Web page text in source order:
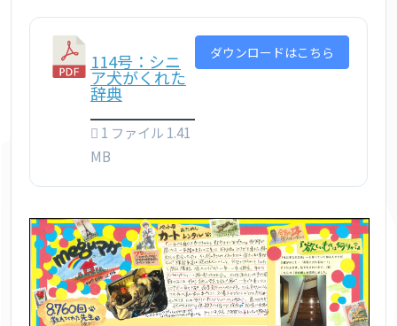
114号：シニ
ア犬がくれた
辞典
1 ファイル 1.41
MB
ダウンロードはこちら